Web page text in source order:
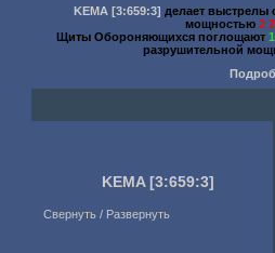
KEMA [3:659:3] делает выстрелы
мощностью2
Щиты Обороняющихся поглощают
разрушительной
KEMA [3:659:3]
Свернуть / Развернуть